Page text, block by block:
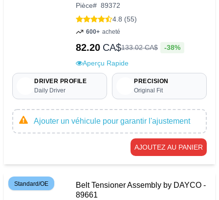
Pièce# 89372
4.8 (55)
600+ acheté
82.20 CA$133.02CA$ -38%
Aperçu Rapide
DRIVER PROFILE
Daily Driver
PRECISION
Original Fit
Ajouter un véhicule pour garantir l'ajustement
AJOUTEZ AU PANIER
Standard/OE
Belt Tensioner Assembly by DAYCO -
89661